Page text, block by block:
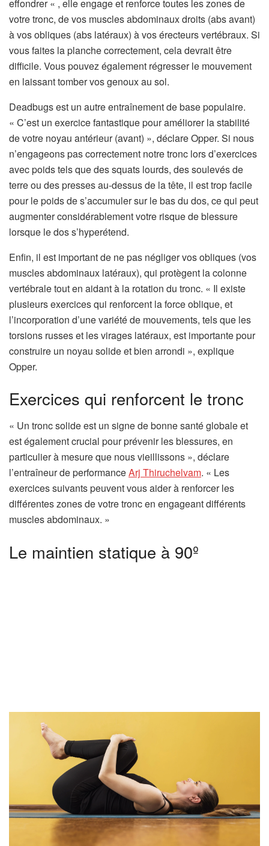
effondrer « ‌, elle engage et renforce toutes les zones de
votre tronc, de vos muscles abdominaux droits (abs avant)
à vos obliques (abs latéraux) à vos érecteurs vertébraux. Si
vous faites la planche correctement, cela devrait être
difficile. Vous pouvez également régresser le mouvement
en laissant tomber vos genoux au sol.
Deadbugs est un autre entraînement de base populaire.
« C’est un exercice fantastique pour améliorer la stabilité
de votre noyau antérieur (avant) », déclare Opper. Si nous
n’engageons pas correctement notre tronc lors d’exercices
avec poids tels que des squats lourds, des soulevés de
terre ou des presses au-dessus de la tête, il est trop facile
pour le poids de s’accumuler sur le bas du dos, ce qui peut
augmenter considérablement votre risque de blessure
lorsque le dos s’hyperétend.
Enfin, il est important de ne pas négliger vos obliques (vos
muscles abdominaux latéraux), qui protègent la colonne
vertébrale tout en aidant à la rotation du tronc. « Il existe
plusieurs exercices qui renforcent la force oblique, et
l’incorporation d’une variété de mouvements, tels que les
torsions russes et les virages latéraux, est importante pour
construire un noyau solide et bien arrondi », explique
Opper.
Exercices qui renforcent le tronc
« Un tronc solide est un signe de bonne santé globale et
est également crucial pour prévenir les blessures, en
particulier à mesure que nous vieillissons », déclare
l’entraîneur de performanceArj Thiruchelvam. « Les
exercices suivants peuvent vous aider à renforcer les
différentes zones de votre tronc en engageant différents
muscles abdominaux. »
Le maintien statique à 90º